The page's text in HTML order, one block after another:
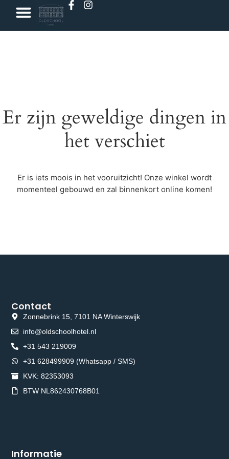
Er zijn geweldige dingen in
het verschiet
Er is iets moois in het vooruitzicht! Onze winkel wordt
momenteel gebouwd en zal binnenkort online komen!
Informatie
Contact
Zonnebrink 15, 7101 NA Winterswijk
info@oldschoolhotel.nl
+31 543 219009
+31 628499909 (Whatsapp / SMS)
KVK: 82353093
BTW NL862430768B01